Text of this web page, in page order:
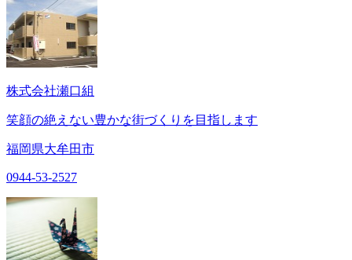
株式会社瀬口組
笑顔の絶えない豊かな街づくりを目指します
福岡県大牟田市
0944-53-2527